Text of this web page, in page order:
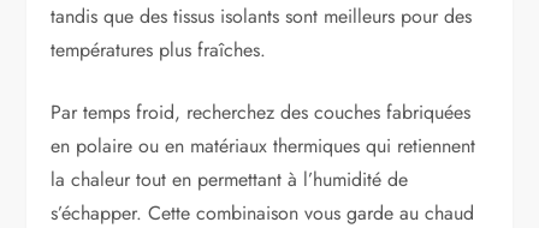
tandis que des tissus isolants sont meilleurs pour des
températures plus fraîches.
Par temps froid, recherchez des couches fabriquées
en polaire ou en matériaux thermiques qui retiennent
la chaleur tout en permettant à l’humidité de
s’échapper. Cette combinaison vous garde au chaud